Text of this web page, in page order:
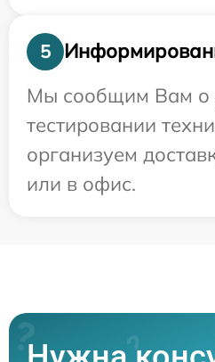
5
Мы сообщим Вам о
тестировании
организуем
или в офис.